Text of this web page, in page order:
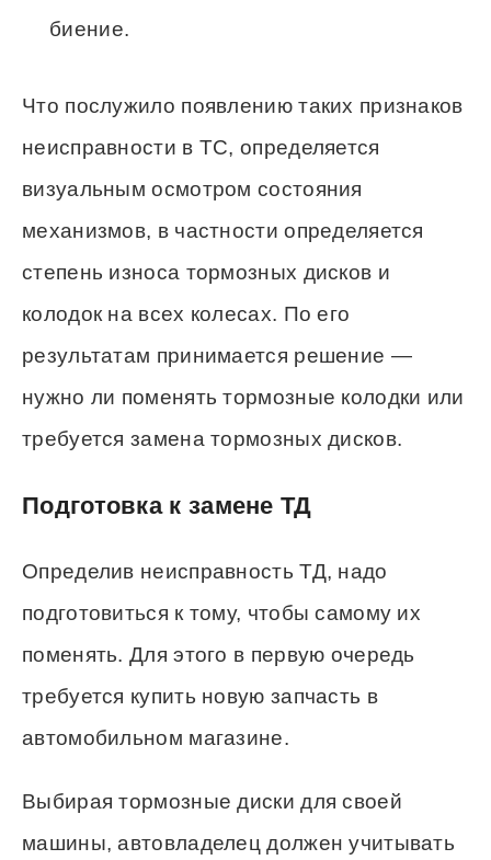
биение.
Что послужило появлению таких признаков
неисправности в ТС, определяется
визуальным осмотром состояния
механизмов, в частности определяется
степень износа тормозных дисков и
колодок на всех колесах. По его
результатам принимается решение —
нужно ли поменять тормозные колодки или
требуется замена тормозных дисков.
Подготовка к замене ТД
Определив неисправность ТД, надо
подготовиться к тому, чтобы самому их
поменять. Для этого в первую очередь
требуется купить новую запчасть в
автомобильном магазине.
Выбирая тормозные диски для своей
машины, автовладелец должен учитывать